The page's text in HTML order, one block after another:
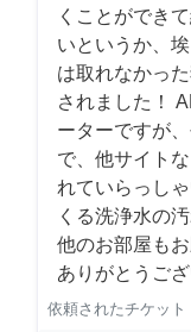
くことができ
いというか、
は取れなかっ
されました！
ーターですが
で、他サイト
れていらっし
くる洗浄水の
他のお部屋も
ありがとうござ
依頼されたチケット